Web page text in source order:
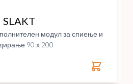
SLAKT
модул за спиење и
90 х 200